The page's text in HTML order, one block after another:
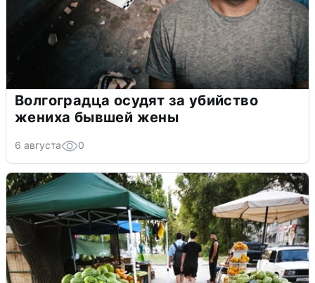
Волгоградца осудят за убийство
жениха бывшей жены
6 августа 0